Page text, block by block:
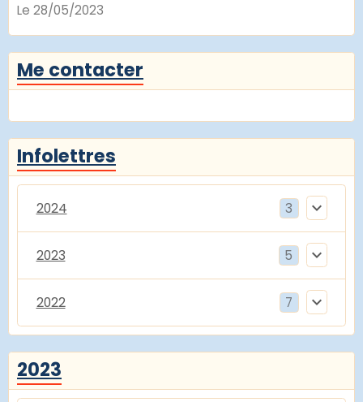
Le 28/05/2023
Me contacter
Infolettres
2024 3
2023 5
2022 7
2023